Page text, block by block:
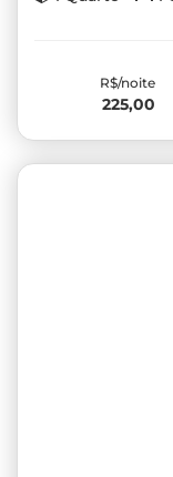
R$/noite
225,00